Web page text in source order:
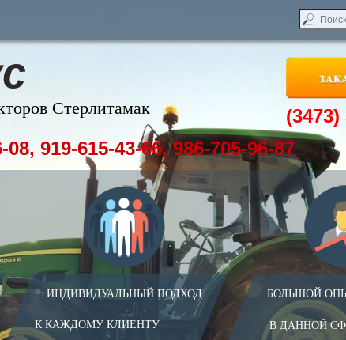
Стерлитамак
ИНДИВИДУАЛЬНЫЙ ПОДХОД
К КАЖДОМУ КЛИЕНТУ
БОЛЬШОЙ
В ДАННОЙ
919-615-43-66, 986-705-96-87
(3473)